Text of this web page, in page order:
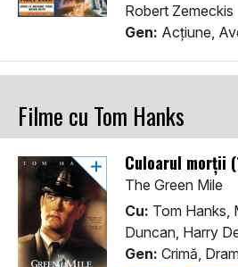
Robert Zemeckis
Gen: Acţiune,
Filme cu Tom Hanks
Culoarul morții
The Green Mile
Cu: Tom Hanks,
Duncan, Harry
Gen: Crimă,